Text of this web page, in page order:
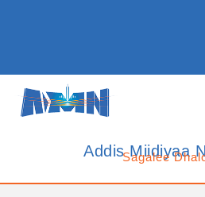
Addis Miidiyaa
Sagalee